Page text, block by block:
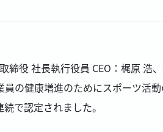
役 社長執行役員 CEO：梶原 浩
の健康増進のためにスポーツ活
で認定されました。